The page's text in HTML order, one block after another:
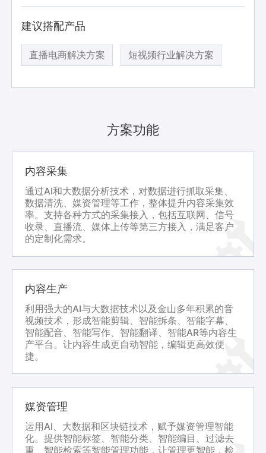
建议搭配产品
直播电商解决方案 短视频行业解决方案
方案功能
内容采集
通过AI和大数据分析技术，对数据进行抓取采集、
数据清洗、媒资管理等工作，整体提升内容采集效
率。支持各种方式的采集接入，包括互联网、信号
收录、直播流、媒体上传等第三方接入，满足客户
的定制化需求。
内容生产
利用强大的AI与大数据技术以及金山多年积累的音
视频技术，形成智能剪辑、智能拆条、智能字幕、
智能配音、智能写作、智能翻译、智能AR等内容生
产平台。让内容生成更自动智能，编辑更高效便
捷。
媒资管理
运用AI、大数据和区块链技术，赋予媒资管理智能
化。提供智能标签、智能分类、智能编目、过滤去
重、智能检索等智能管理功能，让管理更智能，检